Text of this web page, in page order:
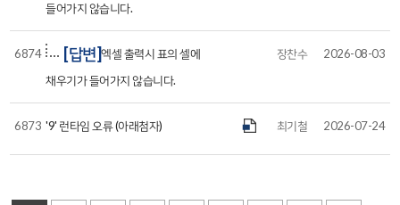
들어가지 않습니다.
6874 [답변]엑셀 출력시 표의 셀에
채우기가 들어가지 않습니다.
장찬수 2026-08-03
6873 '9' 런타임 오류 (아래첨자) 최기철 2026-07-24